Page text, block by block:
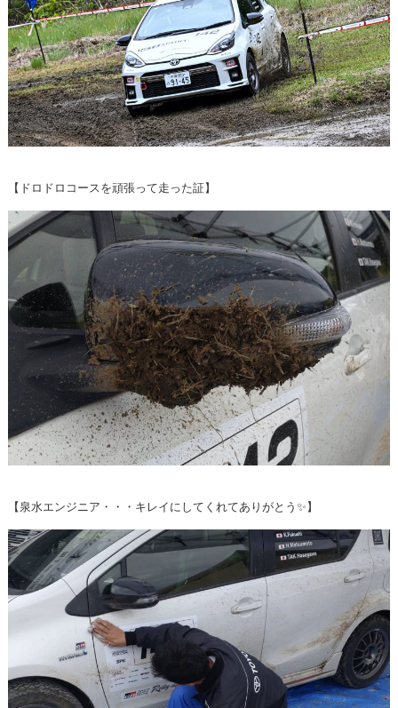
【ドロドロコースを頑張って走った証】
【泉水エンジニア・・・キレイにしてくれてありがとう✨】